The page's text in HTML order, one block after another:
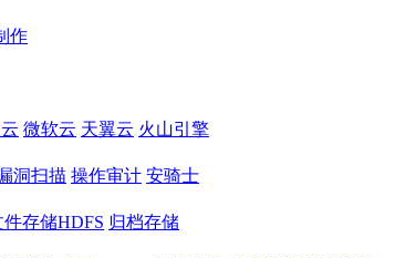
作
微软云 天翼云 火山引擎
洞扫描 操作审计 安骑士
件存储HDFS 归档存储